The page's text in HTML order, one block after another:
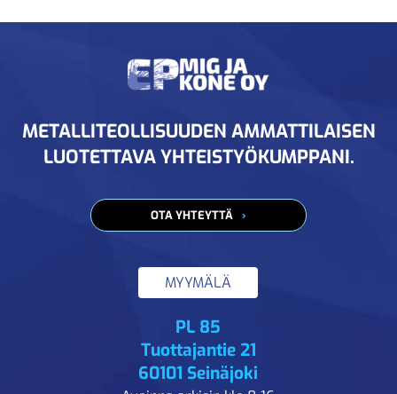
METALLITEOLLISUUDEN AMMATTILAISEN
LUOTETTAVA YHTEISTYÖKUMPPANI.
OTA YHTEYTTÄ
MYYMÄLÄ
PL 85
Tuottajantie 21
60101 Seinäjoki